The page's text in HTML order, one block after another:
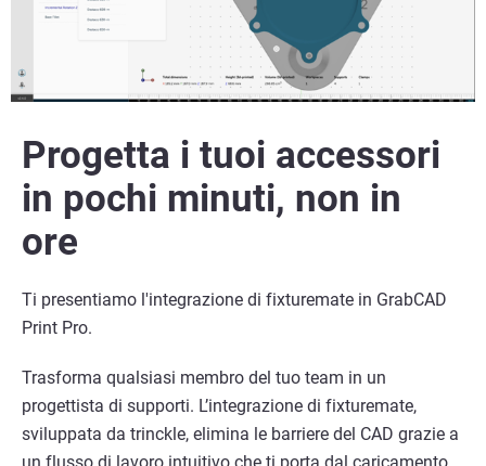
Vedi altro
Progetta i tuoi accessori
in pochi minuti, non in
ore
Ti presentiamo l'integrazione di fixturemate in GrabCAD
Print Pro.
Trasforma qualsiasi membro del tuo team in un
progettista di supporti. L’integrazione di fixturemate,
sviluppata da trinckle, elimina le barriere del CAD grazie a